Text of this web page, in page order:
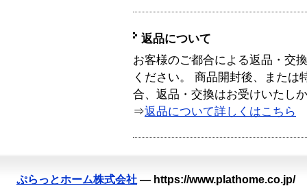
返品について
お客様のご都合による返品・交
ください。 商品開封後、または
合、返品・交換はお受けいたし
⇒返品について詳しくはこちら
ぷらっとホーム株式会社 — https://www.plathome.co.jp/